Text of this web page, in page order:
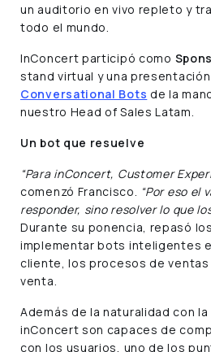
un auditorio en vivo repleto y
todo el mundo.
InConcert participó como
stand virtual y una
Conversational Bots de la
nuestro Head of Sales Latam.
Un bot que resuelve
“Para inConcert, Customer
comenzó Francisco. “Por eso el
responder, sino resolver lo que
Durante su ponencia, repasó
implementar bots inteligentes
cliente, los procesos de
venta.
Además de la naturalidad con
inConcert son capaces de
con los usuarios, uno de los